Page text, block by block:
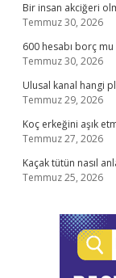
Bir insan akciğeri
Temmuz 30, 2026
600 hesabı borç mu
Temmuz 30, 2026
Ulusal kanal hangi
Temmuz 29, 2026
Koç erkeğini aşık
Temmuz 27, 2026
Kaçak tütün nasıl
Temmuz 25, 2026